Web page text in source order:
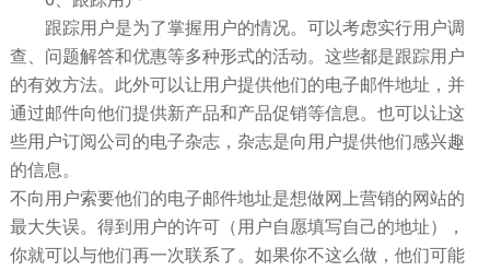
跟踪用户是为了掌握用户的情况。可以考虑实行用户调
查、问题解答和优惠等多种形式的活动。这些都是跟踪用户
的有效方法。此外可以让用户提供他们的电子邮件地址，并
通过邮件向他们提供新产品和产品促销等信息。也可以让这
些用户订阅公司的电子杂志，杂志是向用户提供他们感兴趣
的信息。
不向用户索要他们的电子邮件地址是想做网上营销的网站的
最大失误。得到用户的许可（用户自愿填写自己的地址），
你就可以与他们再一次联系了。如果你不这么做，他们可能